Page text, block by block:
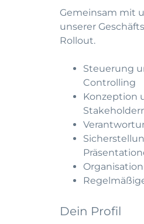
Gemeinsam mit
unserer
Rollout.
Steuerung
Controlling
Konzeption
Dein Profil